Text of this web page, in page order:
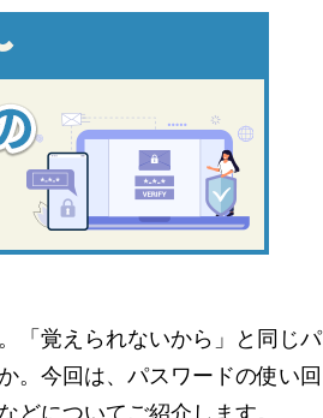
「覚えられないから」と同じパ
。今回は、パスワードの使い回
どについてご紹介します。